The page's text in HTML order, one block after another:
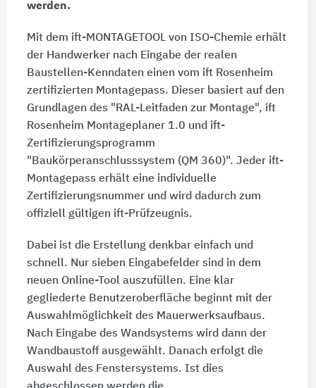
werden.
Mit dem ift-MONTAGETOOL von ISO-Chemie erhält
der Handwerker nach Eingabe der realen
Baustellen-Kenndaten einen vom ift Rosenheim
zertifizierten Montagepass. Dieser basiert auf den
Grundlagen des "RAL-Leitfaden zur Montage", ift
Rosenheim Montageplaner 1.0 und ift-
Zertifizierungsprogramm
"Baukörperanschlusssystem (QM 360)". Jeder ift-
Montagepass erhält eine individuelle
Zertifizierungsnummer und wird dadurch zum
offiziell gültigen ift-Prüfzeugnis.
Dabei ist die Erstellung denkbar einfach und
schnell. Nur sieben Eingabefelder sind in dem
neuen Online-Tool auszufüllen. Eine klar
gegliederte Benutzeroberfläche beginnt mit der
Auswahlmöglichkeit des Mauerwerksaufbaus.
Nach Eingabe des Wandsystems wird dann der
Wandbaustoff ausgewählt. Danach erfolgt die
Auswahl des Fenstersystems. Ist dies